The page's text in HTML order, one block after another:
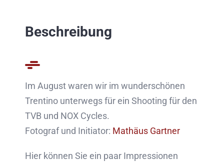
Beschreibung
Im August waren wir im wunderschönen
Trentino unterwegs für ein Shooting für den
TVB und NOX Cycles.
Fotograf und Initiator: Mathäus Gartner
Hier können Sie ein paar Impressionen